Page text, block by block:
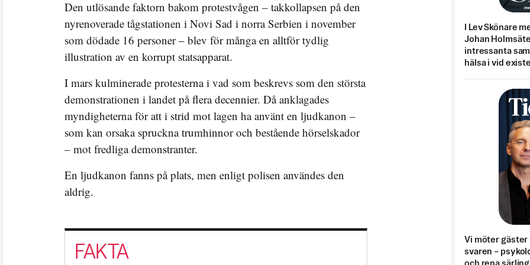
Den utlösande faktorn bakom protestvågen – takkollapsen på den
nyrenoverade tågstationen i Novi Sad i norra Serbien i november
som dödade 16 personer – blev för många en alltför tydlig
illustration av en korrupt statsapparat.
I mars kulminerade protesterna i vad som beskrevs som den största
demonstrationen i landet på flera decennier. Då anklagades
myndigheterna för att i strid mot lagen ha använt en ljudkanon –
som kan orsaka spruckna trumhinnor och bestående hörselskador
– mot fredliga demonstranter.
En ljudkanon fanns på plats, men enligt polisen användes den
aldrig.
I Lev Skönare
Johan
intressanta
hälsa i vid
Vi möter gäster
svaren –